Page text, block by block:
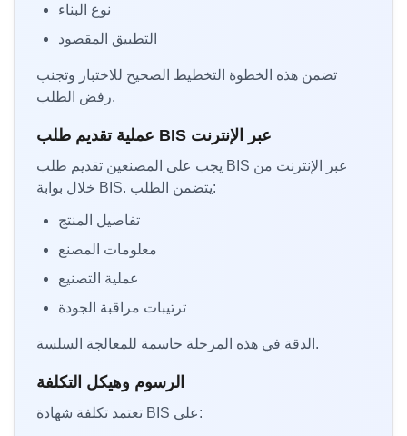
نوع البناء
التطبيق المقصود
تضمن هذه الخطوة التخطيط الصحيح للاختبار وتجنب
رفض الطلب.
عملية تقديم طلب BIS عبر الإنترنت
يجب على المصنعين تقديم طلب BIS عبر الإنترنت من
خلال بوابة BIS. يتضمن الطلب:
تفاصيل المنتج
معلومات المصنع
عملية التصنيع
ترتيبات مراقبة الجودة
الدقة في هذه المرحلة حاسمة للمعالجة السلسة.
الرسوم وهيكل التكلفة
تعتمد تكلفة شهادة BIS على: